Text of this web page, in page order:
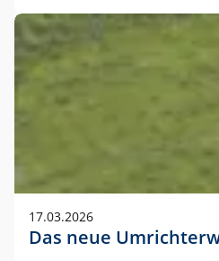
17.03.2026
Das neue